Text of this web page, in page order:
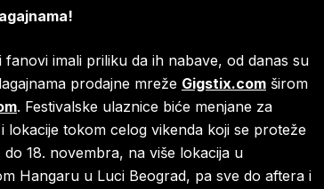
imali priliku da ih nabave, od danas su
prodajne mreže Gigstix.com širom
. Festivalske ulaznice biće menjane za
tokom celog vikenda koji se proteže
18. novembra, na više lokacija u
Hangaru u Luci Beograd, pa sve do aftera i